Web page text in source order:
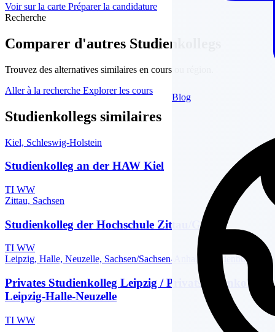
Blog
Voir sur la carte Préparer la candidature
Recherche
Comparer d'autres Studienkollegs
Trouvez des alternatives similaires en cours ou région.
Aller à la recherche Explorer les cours
Studienkollegs similaires
Kiel, Schleswig-Holstein
Studienkolleg an der HAW Kiel
TI WW
Zittau, Sachsen
Studienkolleg der Hochschule Zittau/Görlitz
TI WW
Leipzig, Halle, Neuzelle, Sachsen/Sachsen-Anhalt/Brandenburg
Privates Studienkolleg Leipzig / Privatstudienkolleg
Leipzig-Halle-Neuzelle
TI WW